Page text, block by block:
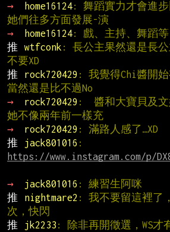
→
home16124: 舞蹈實力才會進步
她們往多方面發展-演
→
home16124: 戲、主持、舞蹈等
推
wtfconk : 長公主果然還是長
不要XD
推
rock720429 : 我覺得Chi醬開始
當然還是比不過No
→
rock720429 :  醬和大寶貝及文
她不像兩年前一樣充
→
rock720429 : 滿路人感了…XD
推
jack801016
https://www.instagram.com/p/
→
jack801016 : 練習生阿咪
推
nightmare2 : 我不要留這裡了
次，快閃
推
jk2233 : 除非再開徵選，WS才